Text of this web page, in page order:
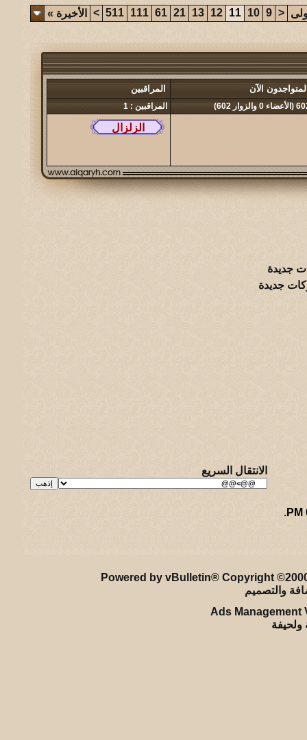
<
9
10
11
12
13
21
61
111
511
> الأخيرة »
الآن المراقبين
0 والزوار 602) المراقبين : 1
جديدة
جديدة
الانتقال السريع
.
Powered by vBulletin® Copyright
Ads Management
ولحيفة